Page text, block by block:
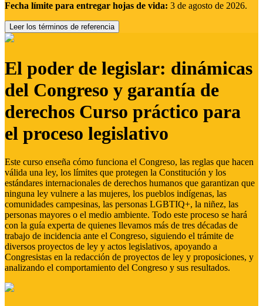
Fecha límite para entregar hojas de vida: 3 de agosto de 2026.
Leer los términos de referencia
El poder de legislar: dinámicas
del Congreso y garantía de
derechos Curso práctico para
el proceso legislativo
Este curso enseña cómo funciona el Congreso, las reglas que hacen
válida una ley, los límites que protegen la Constitución y los
estándares internacionales de derechos humanos que garantizan que
ninguna ley vulnere a las mujeres, los pueblos indígenas, las
comunidades campesinas, las personas LGBTIQ+, la niñez, las
personas mayores o el medio ambiente. Todo este proceso se hará
con la guía experta de quienes llevamos más de tres décadas de
trabajo de incidencia ante el Congreso, siguiendo el trámite de
diversos proyectos de ley y actos legislativos, apoyando a
Congresistas en la redacción de proyectos de ley y proposiciones, y
analizando el comportamiento del Congreso y sus resultados.